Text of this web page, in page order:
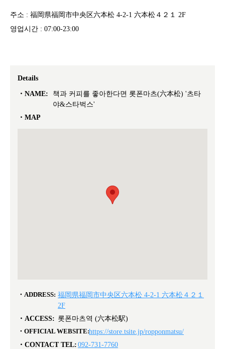
주소 : 福岡県福岡市中央区六本松 4-2-1 六本松４２１ 2F
영업시간 : 07:00-23:00
Details
NAME:
책과 커피를 좋아한다면 롯폰마츠(六本松) '츠타
야&스타벅스'
MAP
ADDRESS: 福岡県福岡市中央区六本松 4-2-1 六本松４２１
2F
ACCESS: 롯폰마츠역 (六本松駅)
OFFICIAL WEBSITE:https://store.tsite.jp/ropponmatsu/
CONTACT TEL: 092-731-7760